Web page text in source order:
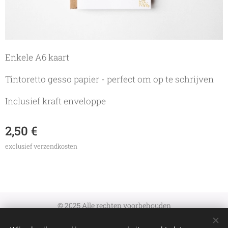
Enkele A6 kaart
Tintoretto gesso papier - perfect om op te schrijven
Inclusief kraft enveloppe
2,50 €
exclusief verzendkosten
© 2025 Alle rechten voorbehouden